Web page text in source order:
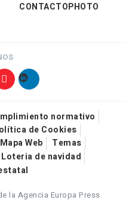
CONTACTOPHOTO
normativo
de Cookies
Mapa Web
Temas
Loteria de navidad
la Agencia Europa Press.